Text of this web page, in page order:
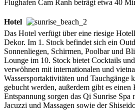
Flughafen Cam Ranh beträgt etwa 40
Hotel
Das Hotel verfügt über eine riesige
Dekor. Im 1. Stock befindet sich ein
Sonnenliegen, Schirmen, Poolbar und
Lounge im 10. Stock bietet Cocktails
verwöhnen mit internationalen und
Wassersportaktivitäten und Tauchgänge
gebucht werden, außerdem gibt es
Entspannung sorgen das Qi Sunrise Spa
Jacuzzi und Massagen sowie der